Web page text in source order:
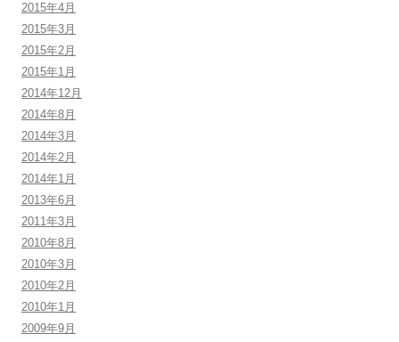
2015年4月
2015年3月
2015年2月
2015年1月
2014年12月
2014年8月
2014年3月
2014年2月
2014年1月
2013年6月
2011年3月
2010年8月
2010年3月
2010年2月
2010年1月
2009年9月